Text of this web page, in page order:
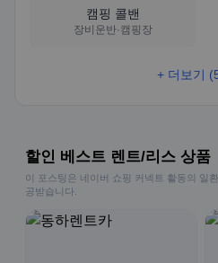
캠핑 콜밴
장비운반·캠핑장
+ 더보기
할인 베스트 렌트/리스 상품
이 포스팅은 네이버 쇼핑 커넥트 활동의 일
공받습니다.